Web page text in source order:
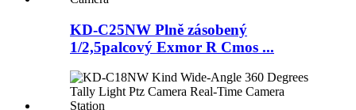
KD-C25NW Plně zásobený
1/2,5palcový Exmor R Cmos ...